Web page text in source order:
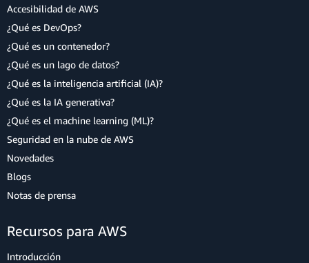
Accesibilidad de AWS
¿Qué es DevOps?
¿Qué es un contenedor?
¿Qué es un lago de datos?
¿Qué es la inteligencia artificial (IA)?
¿Qué es la IA generativa?
¿Qué es el machine learning (ML)?
Seguridad en la nube de AWS
Novedades
Blogs
Notas de prensa
Recursos para AWS
Introducción